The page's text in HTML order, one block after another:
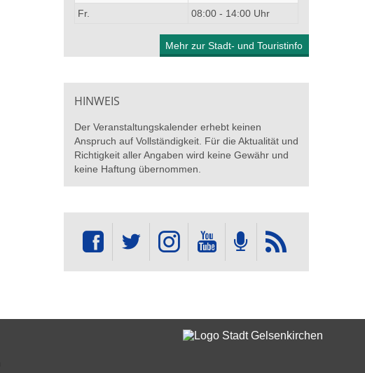
Fr.
08:00 - 14:00 Uhr
Mehr zur Stadt- und Touristinfo
HINWEIS
Der Veranstaltungskalender erhebt keinen
Anspruch auf Vollständigkeit. Für die Aktualität und
Richtigkeit aller Angaben wird keine Gewähr und
keine Haftung übernommen.